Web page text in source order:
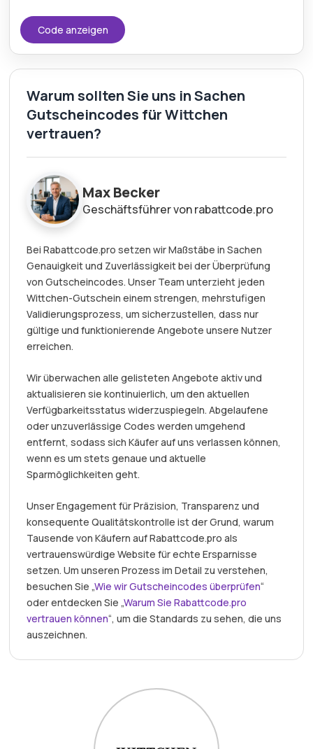
Code anzeigen
Warum sollten Sie uns in Sachen
Gutscheincodes für Wittchen
vertrauen?
Max Becker
Geschäftsführer von rabattcode.pro
Bei Rabattcode.pro setzen wir Maßstäbe in Sachen
Genauigkeit und Zuverlässigkeit bei der Überprüfung
von Gutscheincodes. Unser Team unterzieht jeden
Wittchen-Gutschein einem strengen, mehrstufigen
Validierungsprozess, um sicherzustellen, dass nur
gültige und funktionierende Angebote unsere Nutzer
erreichen.
Wir überwachen alle gelisteten Angebote aktiv und
aktualisieren sie kontinuierlich, um den aktuellen
Verfügbarkeitsstatus widerzuspiegeln. Abgelaufene
oder unzuverlässige Codes werden umgehend
entfernt, sodass sich Käufer auf uns verlassen können,
wenn es um stets genaue und aktuelle
Sparmöglichkeiten geht.
Unser Engagement für Präzision, Transparenz und
konsequente Qualitätskontrolle ist der Grund, warum
Tausende von Käufern auf Rabattcode.pro als
vertrauenswürdige Website für echte Ersparnisse
setzen. Um unseren Prozess im Detail zu verstehen,
besuchen Sie „Wie wir Gutscheincodes überprüfen“
oder entdecken Sie „Warum Sie Rabattcode.pro
vertrauen können“, um die Standards zu sehen, die uns
auszeichnen.